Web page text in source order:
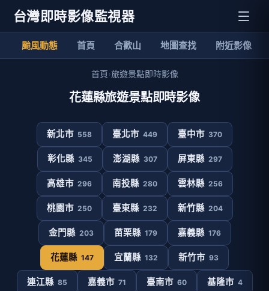
台灣即時影像監視器
颱風動態 首頁 合歡山 地圖查找 附近影像
首頁›旅遊景點即時影像
花蓮縣旅遊景點即時影像
新北市 558 臺北市 449 臺中市 370
彰化縣 345 澎湖縣 307 屏東縣 297
高雄市 296 南投縣 280 雲林縣 256
桃園市 250 臺東縣 232 新竹縣 204
金門縣 203 苗栗縣 179 嘉義縣 176
花蓮縣 147 宜蘭縣 132 新竹市 93
連江縣 85 嘉義市 71 臺南市 60 基隆市 4